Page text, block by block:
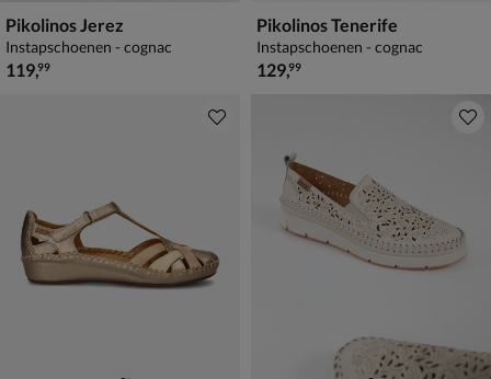
Pikolinos Jerez
Instapschoenen - cognac
€ 119,99
119,99
Pikolinos Tenerife
Instapschoenen - cognac
€ 129,99
129,99